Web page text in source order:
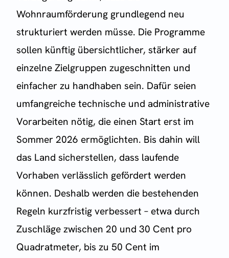
Wohnraumförderung grundlegend neu
strukturiert werden müsse. Die Programme
sollen künftig übersichtlicher, stärker auf
einzelne Zielgruppen zugeschnitten und
einfacher zu handhaben sein. Dafür seien
umfangreiche technische und administrative
Vorarbeiten nötig, die einen Start erst im
Sommer 2026 ermöglichten. Bis dahin will
das Land sicherstellen, dass laufende
Vorhaben verlässlich gefördert werden
können. Deshalb werden die bestehenden
Regeln kurzfristig verbessert – etwa durch
Zuschläge zwischen 20 und 30 Cent pro
Quadratmeter, bis zu 50 Cent im